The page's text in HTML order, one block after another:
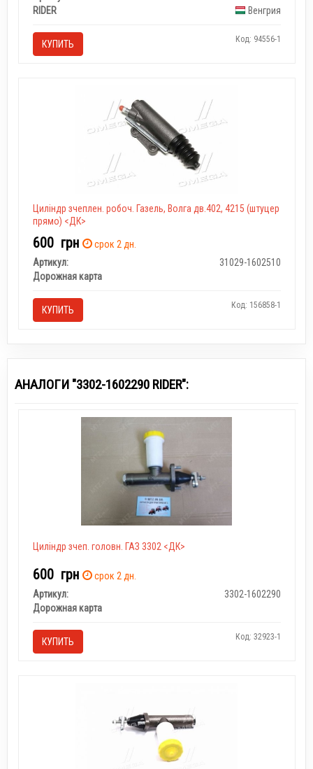
RIDER
Венгрия
КУПИТЬ Код: 94556-1
Циліндр зчеплен. робоч. Газель, Волга дв.402, 4215 (штуцер
прямо) <ДК>
600 грн
срок 2 дн.
Артикул:
31029-1602510
Дорожная карта
КУПИТЬ Код: 156858-1
АНАЛОГИ "3302-1602290 RIDER":
Циліндр зчеп. головн. ГАЗ 3302 <ДК>
600 грн
срок 2 дн.
Артикул:
3302-1602290
Дорожная карта
КУПИТЬ Код: 32923-1